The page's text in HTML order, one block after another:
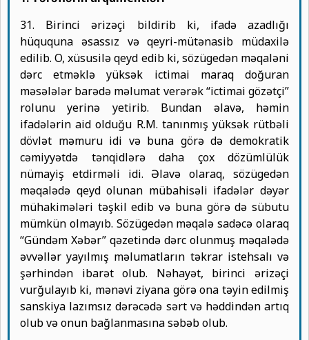
31. Birinci ərizəçi bildirib ki, ifadə azadlığı
hüququna əsassız və qeyri-mütənasib müdaxilə
edilib. O, xüsusilə qeyd edib ki, sözügedən məqaləni
dərc etməklə yüksək ictimai maraq doğuran
məsələlər barədə məlumat verərək “ictimai gözətçi”
rolunu yerinə yetirib. Bundan əlavə, həmin
ifadələrin aid olduğu R.M. tanınmış yüksək rütbəli
dövlət məmuru idi və buna görə də demokratik
cəmiyyətdə tənqidlərə daha çox dözümlülük
nümayiş etdirməli idi. Əlavə olaraq, sözügedən
məqalədə qeyd olunan mübahisəli ifadələr dəyər
mühakimələri təşkil edib və buna görə də sübutu
mümkün olmayıb. Sözügedən məqalə sadəcə olaraq
“Gündəm Xəbər” qəzetində dərc olunmuş məqalədə
əvvəllər yayılmış məlumatların təkrar istehsalı və
şərhindən ibarət olub. Nəhayət, birinci ərizəçi
vurğulayıb ki, mənəvi ziyana görə ona təyin edilmiş
sanskiya lazımsız dərəcədə sərt və həddindən artıq
olub və onun bağlanmasına səbəb olub.